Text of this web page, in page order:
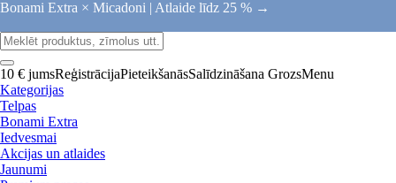
Bonami Extra × Micadoni | Atlaide līdz 25 % →
10 € jumsReģistrācijaPieteikšanāsSalīdzināšana GrozsMenu
Kategorijas
Telpas
Bonami Extra
Iedvesmai
Akcijas un atlaides
Jaunumi